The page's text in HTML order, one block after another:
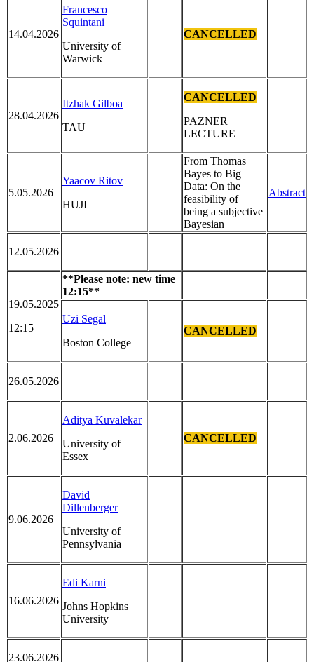
CANCELLED
Francesco
Squintani
University of
Warwick
14.04.2026
CANCELLED
PAZNER
LECTURE
Itzhak Gilboa
TAU
28.04.2026
Abstract
From Thomas
Bayes to Big
Data: On the
feasibility of
being a subjective
Bayesian
Yaacov Ritov
HUJI
5.05.2026
12.05.2026
**Please note: new time
12:15**
19.05.2025
12:15
CANCELLED
Uzi Segal
Boston College
26.05.2026
CANCELLED
Aditya Kuvalekar
University of
Essex
2.06.2026
David
Dillenberger
University of
Pennsylvania
9.06.2026
Edi Karni
Johns Hopkins
University
16.06.2026
23.06.2026